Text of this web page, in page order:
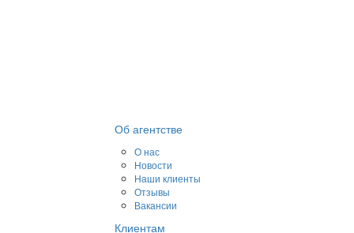
Об агентстве
О нас
Новости
Наши клиенты
Отзывы
Вакансии
Клиентам